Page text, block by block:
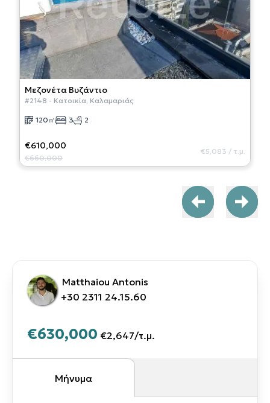
Μεζονέτα Βυζάντιο
#2148 - Κατοικία, Καλαμαριάς
120 ㎡ 3 2
€610,000
€660,000
€5,083 / τ.μ.
Matthaiou Antonis
+30 2311 24.15.60
€630,000 €2,647/τ.μ.
Μήνυμα